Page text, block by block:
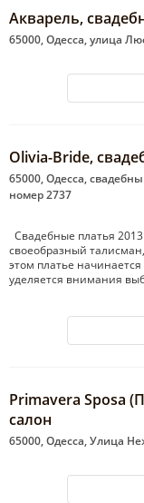
Акварель,
65000, Одесса, улица
Olivia-Bride,
65000, Одесса,
номер 2737
Свадебные платья
своеобразный
этом платье
уделяется внимания
Primavera Sposa
салон
65000, Одесса, Улица